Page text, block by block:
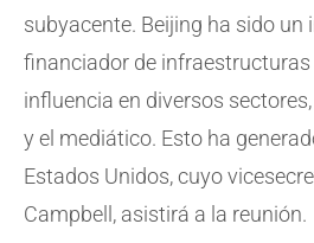
subyacente. Beijing ha sido un
financiador de
influencia en diversos
y el mediático. Esto ha
Estados Unidos, cuyo
Campbell, asistirá a la reunión.